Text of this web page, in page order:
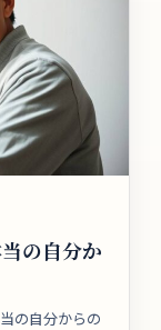
の自分か
の自分からの